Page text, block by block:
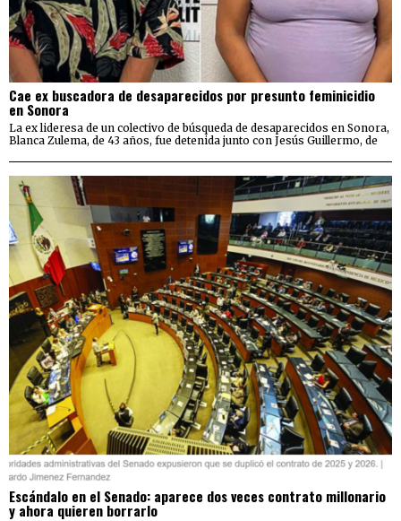
Cae ex buscadora de desaparecidos por presunto feminicidio
en Sonora
La ex lideresa de un colectivo de búsqueda de desaparecidos en Sonora,
Blanca Zulema, de 43 años, fue detenida junto con Jesús Guillermo, de
Escándalo en el Senado: aparece dos veces contrato millonario
y ahora quieren borrarlo